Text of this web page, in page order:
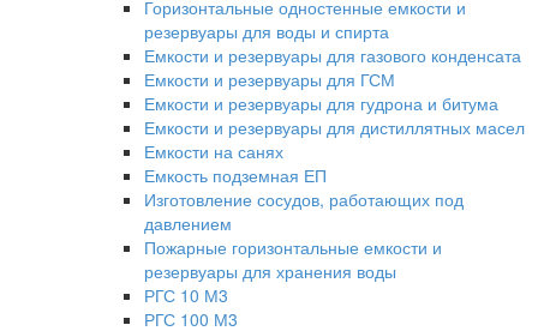
Горизонтальные одностенные емкости и
резервуары для воды и спирта
Емкости и резервуары для газового конденсата
Емкости и резервуары для ГСМ
Емкости и резервуары для гудрона и битума
Емкости и резервуары для дистиллятных масел
Емкости на санях
Емкость подземная ЕП
Изготовление сосудов, работающих под
давлением
Пожарные горизонтальные емкости и
резервуары для хранения воды
РГС 10 М3
РГС 100 М3